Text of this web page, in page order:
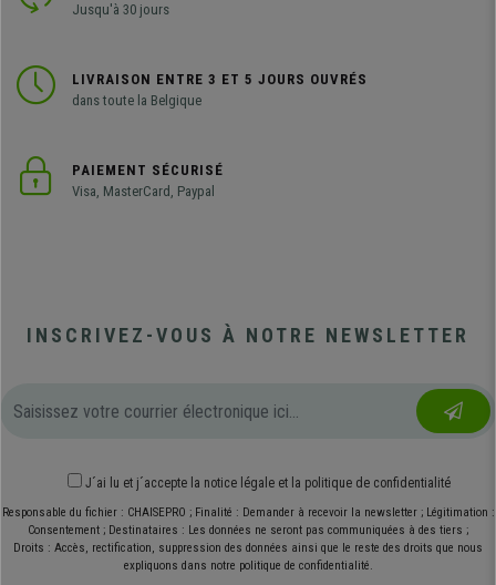
Jusqu'à 30 jours
LIVRAISON ENTRE 3 ET 5 JOURS OUVRÉS
dans toute la Belgique
PAIEMENT SÉCURISÉ
Visa, MasterCard, Paypal
INSCRIVEZ-VOUS À NOTRE NEWSLETTER
J´ai lu et j´accepte la notice légale et la politique de confidentialité
Responsable du fichier : CHAISEPRO ; Finalité : Demander à recevoir la newsletter ; Légitimation :
Consentement ; Destinataires : Les données ne seront pas communiquées à des tiers ;
Droits : Accès, rectification, suppression des données ainsi que le reste des droits que nous
expliquons dans notre politique de confidentialité.